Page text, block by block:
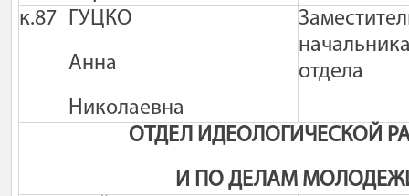
к.87 ГУЦКО
Анна
Николаевна
отдела
ОТДЕЛ ИДЕОЛОГИЧЕСКОЙ
И ПО ДЕЛАМ